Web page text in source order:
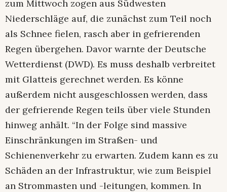
zum Mittwoch zogen aus Südwesten
Niederschläge auf, die zunächst zum Teil noch
als Schnee fielen, rasch aber in gefrierenden
Regen übergehen. Davor warnte der Deutsche
Wetterdienst (DWD). Es muss deshalb verbreitet
mit Glatteis gerechnet werden. Es könne
außerdem nicht ausgeschlossen werden, dass
der gefrierende Regen teils über viele Stunden
hinweg anhält. “In der Folge sind massive
Einschränkungen im Straßen- und
Schienenverkehr zu erwarten. Zudem kann es zu
Schäden an der Infrastruktur, wie zum Beispiel
an Strommasten und -leitungen, kommen. In